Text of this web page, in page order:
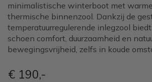
minimalistische winterboot met
thermische binnenzool. Dankzij de
temperatuurregulerende inlegzool
schoen comfort, duurzaamheid en
bewegingsvrijheid, zelfs in koude
€ 190,-